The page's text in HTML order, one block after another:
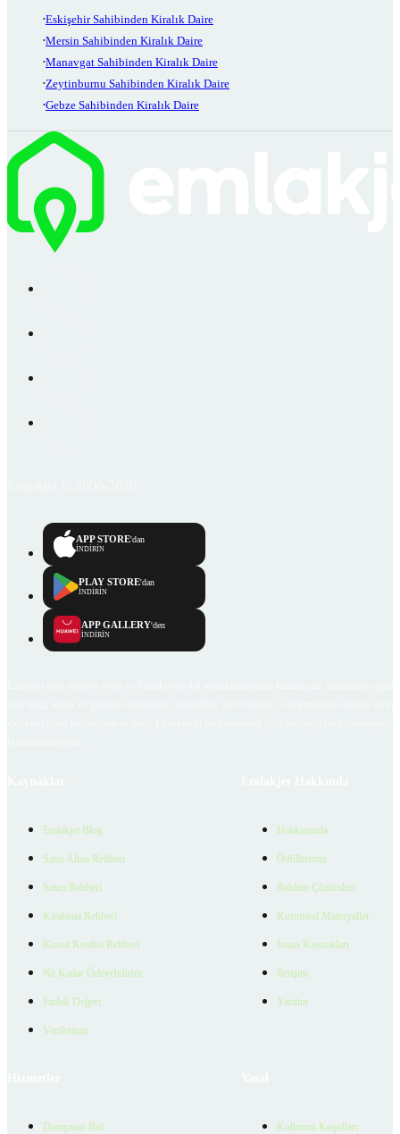
Eskişehir Sahibinden Kiralık Daire
Mersin Sahibinden Kiralık Daire
Manavgat Sahibinden Kiralık Daire
Zeytinburnu Sahibinden Kiralık Daire
Gebze Sahibinden Kiralık Daire
APP STORE'dan
İNDİRİN
PLAY STORE'dan
İNDİRİN
APP GALLERY'den
İNDİRİN
Emlakjet Blog
Satın Alma Rehberi
Satıcı Rehberi
Kiralama Rehberi
Konut Kredisi Rehberi
Ne Kadar Ödeyebilirim
Emlak Değeri
Verilerimiz
Hakkımızda
Ödüllerimiz
Reklam Çözümleri
Kurumsal Materyaller
İnsan Kaynakları
İletişim
Yardım
Danışman Bul Kullanım Koşulları